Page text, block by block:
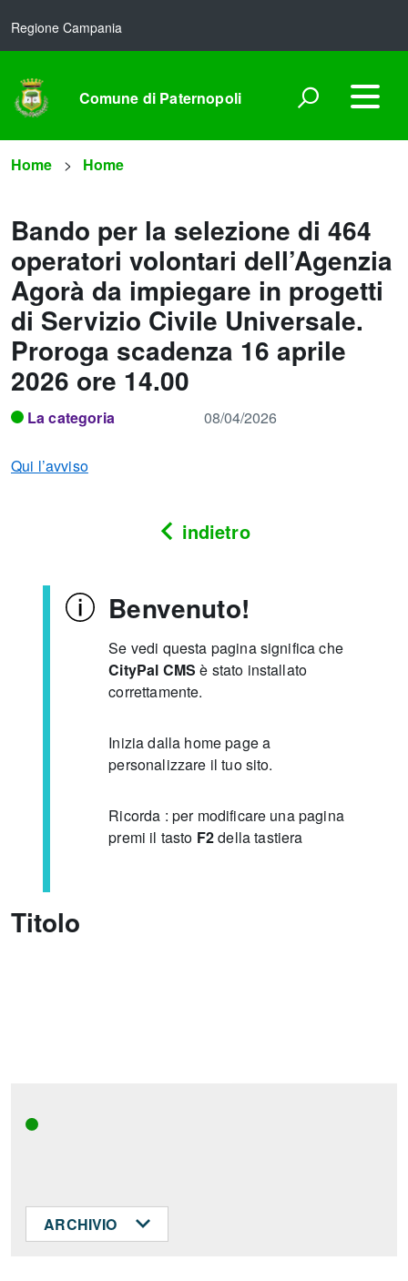
Regione Campania
Comune di Paternopoli
Home Home
Bando per la selezione di 464
operatori volontari dell’Agenzia
Agorà da impiegare in progetti
di Servizio Civile Universale.
Proroga scadenza 16 aprile
2026 ore 14.00
La categoria 08/04/2026
Qui l’avviso
indietro
Benvenuto!
Se vedi questa pagina significa che
CityPal CMS è stato installato
correttamente.
Inizia dalla home page a
personalizzare il tuo sito.
Ricorda : per modificare una pagina
premi il tasto F2della tastiera
Titolo
ARCHIVIO